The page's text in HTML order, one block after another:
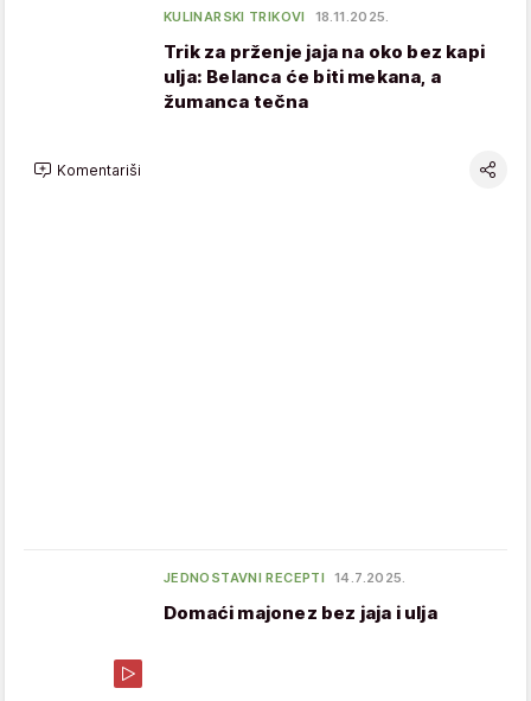
KULINARSKI TRIKOVI 18.11.2025.
Trik za prženje jaja na oko bez kapi
ulja: Belanca će biti mekana, a
žumanca tečna
Komentariši
JEDNOSTAVNI RECEPTI 14.7.2025.
Domaći majonez bez jaja i ulja